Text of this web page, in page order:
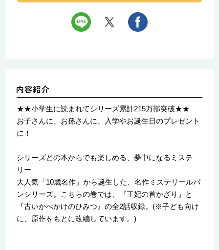
★★小学生に読まれてシリーズ累計215万部突破★★
お子さんに、お孫さんに、入学やお誕生日のプレゼント
に！
シリーズどの本からでも楽しめる、夢中になるミステ
リー
大人気「10歳名作」から誕生した、名作ミステリールパ
ンシリーズ。こちらの巻では、『王妃の首かざり』と
『古いかべかけのひみつ』の全2話収録。(※子ども向け
に、原作をもとに改編しています。)